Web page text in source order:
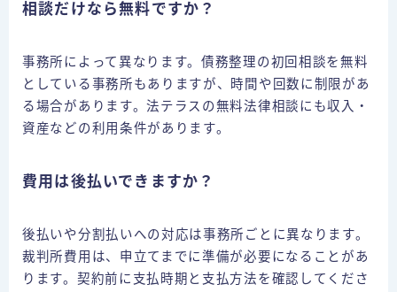
相談だけなら無料ですか？
事務所によって異なります。債務整理の初回相談を無料
としている事務所もありますが、時間や回数に制限があ
る場合があります。法テラスの無料法律相談にも収入・
資産などの利用条件があります。
費用は後払いできますか？
後払いや分割払いへの対応は事務所ごとに異なります。
裁判所費用は、申立てまでに準備が必要になることがあ
ります。契約前に支払時期と支払方法を確認してくださ
お問合せ